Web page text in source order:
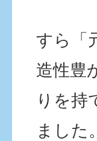
すら「
造性豊
りを持
ました。